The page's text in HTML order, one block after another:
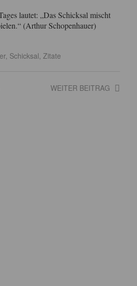
lautet: „Das Schicksal mischt
(Arthur Schopenhauer)
, Schicksal, Zitate
WEITER BEITRAG